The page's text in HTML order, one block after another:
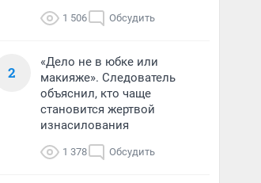
1 506 Обсудить
2
«Дело не в юбке или
макияже». Следователь
объяснил, кто чаще
становится жертвой
изнасилования
1 378 Обсудить